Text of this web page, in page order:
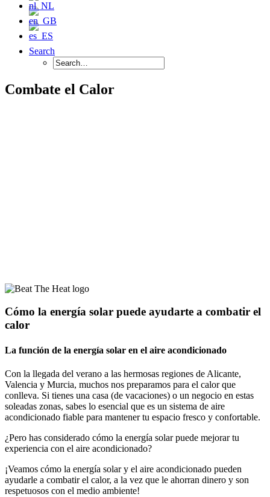
Search
Combate el Calor
Cómo la energía solar puede ayudarte a combatir el
calor
La función de la energía solar en el aire acondicionado
Con la llegada del verano a las hermosas regiones de Alicante,
Valencia y Murcia, muchos nos preparamos para el calor que
conlleva. Si tienes una casa (de vacaciones) o un negocio en estas
soleadas zonas, sabes lo esencial que es un sistema de aire
acondicionado fiable para mantener tu espacio fresco y confortable.
¿Pero has considerado cómo la energía solar puede mejorar tu
experiencia con el aire acondicionado?
¡Veamos cómo la energía solar y el aire acondicionado pueden
ayudarle a combatir el calor, a la vez que le ahorran dinero y son
respetuosos con el medio ambiente!